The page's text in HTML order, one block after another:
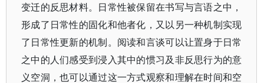
变迁的反思材料。日常性被保留在书写与言语之中，
形成了日常性的固化和他者化，又以另一种机制实现
了日常性更新的机制。阅读和言谈可以让置身于日常
之中的人们感受到浸入其中的惯习及非反思行为的意
义空洞，也可以通过这一方式观察和理解在时间和空